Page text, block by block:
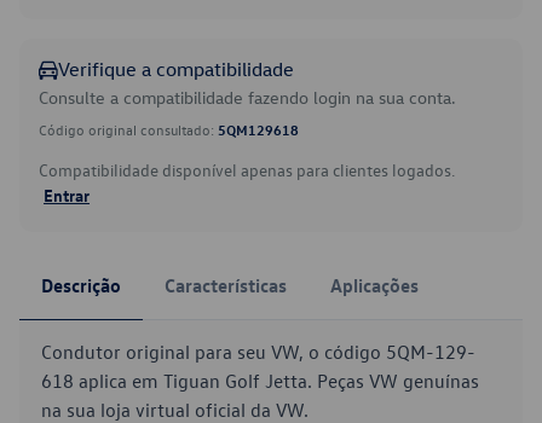
Verifique a compatibilidade
Consulte a compatibilidade fazendo login na sua conta.
Código original consultado: 5QM129618
Compatibilidade disponível apenas para clientes logados.
Entrar
Descrição Características Aplicações
Condutor original para seu VW, o código 5QM-129-
618 aplica em Tiguan Golf Jetta. Peças VW genuínas
na sua loja virtual oficial da VW.